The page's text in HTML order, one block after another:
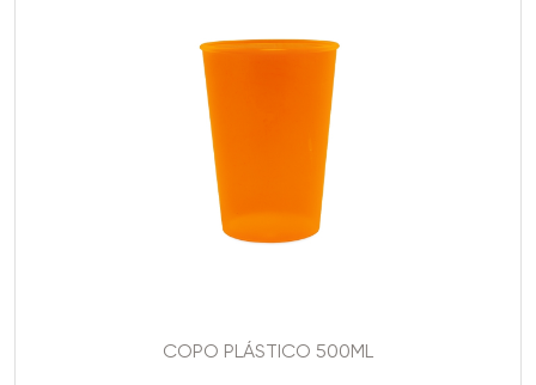
COPO PLÁSTICO 500ML